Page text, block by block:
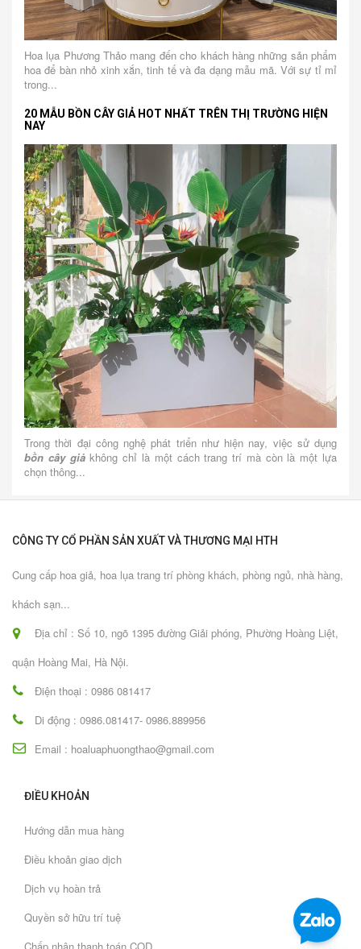
Hoa lụa Phương Thảo mang đến cho khách hàng những sản phẩm
hoa để bàn nhỏ xinh xắn, tinh tế và đa dạng mẫu mã. Với sự tỉ mỉ
trong...
20 MẪU BỒN CÂY GIẢ HOT NHẤT TRÊN THỊ TRƯỜNG HIỆN
NAY
Trong thời đại công nghệ phát triển như hiện nay, việc sử dụng
bồn cây giảkhông chỉ là một cách trang trí mà còn là một lựa
chọn thông...
CÔNG TY CỔ PHẦN SẢN XUẤT VÀ THƯƠNG MẠI HTH
Cung cấp hoa giả, hoa lụa trang trí phòng khách, phòng ngủ, nhà hàng,
khách sạn...
Địa chỉ : Số 10, ngõ 1395 đường Giải phóng, Phường Hoàng Liệt,
quận Hoàng Mai, Hà Nội.
Điện thoại : 0986 081417
Di động : 0986.081417- 0986.889956
Email : hoaluaphuongthao@gmail.com
ĐIỀU KHOẢN
Hướng dẫn mua hàng
Điều khoản giao dịch
Dịch vụ hoàn trả
Quyền sở hữu trí tuệ